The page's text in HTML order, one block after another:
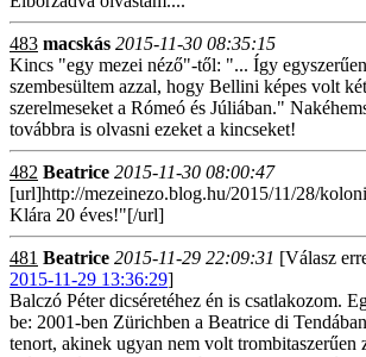
483 macskás 2015-11-30 08:35:15
Kincs "egy mezei néző"-től: "... Így
szembesültem azzal, hogy Bellini képes volt
szerelmeseket a Rómeó és Júliában."
továbbra is olvasni ezeket a kincseket!
482 Beatrice 2015-11-30 08:00:47
[url]http://mezeinezo.blog.hu/2015/11/28/
Klára 20 éves!"[/url]
481 Beatrice 2015-11-29 22:09:31 [Válasz
2015-11-29 13:36:29]
Balczó Péter dicséretéhez én is csatlakozom.
be: 2001-ben Zürichben a Beatrice di
tenort, akinek ugyan nem volt trombitaszerűen